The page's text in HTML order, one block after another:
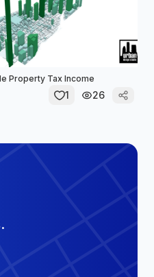
Property Tax Income
1 26